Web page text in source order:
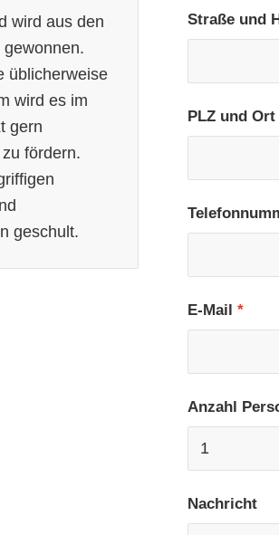
wird aus den
üblicherweise
wird es im
gern
fördern.
geschult.
Straße und
PLZ und
E-Mail*
Anzahl
Nachricht